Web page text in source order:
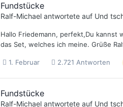
Fundstücke
Ralf-Michael antwortete auf Und
Hallo Friedemann, perfekt,Du kannst
das Set, welches ich meine. Grüße
1. Februar 2.721 Antworten
Fundstücke
Ralf-Michael antwortete auf Und